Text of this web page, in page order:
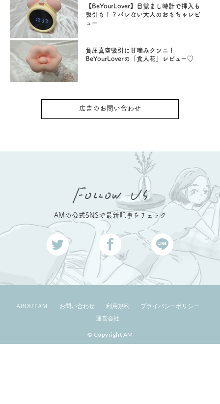
【BeYourLover】目覚まし時計で挿入も
吸引も！？バレない大人のおもちゃレビ
ュー
負圧真空吸引に甘噛みクンニ！
BeYourLoverの「食人花」レビュー♡
広告のお問い合わせ
AMの公式SNSで最新記事をチェック
ABOUT AM お問い合わせ 利用規約
プライバシーポリシー
運営会社
© Copyright AM